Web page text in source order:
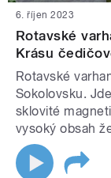
6. říjen 2023
Rotavské
Krásu
Rotavské
Sokolovsku.
sklovité
vysoký obsah